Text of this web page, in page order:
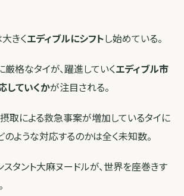
きくエディブルにシフトし始めている。
格なタイが、躍進していくエディブル市
していくかが注目される。
摂取による救急事案が増加しているタイに
のような対応するのかは全く未知数。
タント大麻ヌードルが、世界を座巻きす